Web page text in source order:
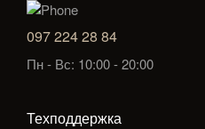
097 224 28 84
Пн - Вс: 10:00 - 20:00
Техподдержка